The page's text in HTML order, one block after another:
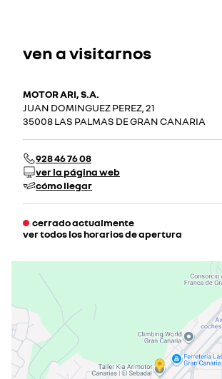
ven a visitarnos
MOTOR ARI, S.A.
JUAN DOMINGUEZ PEREZ, 21
35008 LAS PALMAS DE GRAN CANARIA
928 46 76 08
ver la página web
cómo llegar
cerrado actualmente
ver todos los horarios de apertura
martes
miércoles
jueves
viernes
sábado
domingo